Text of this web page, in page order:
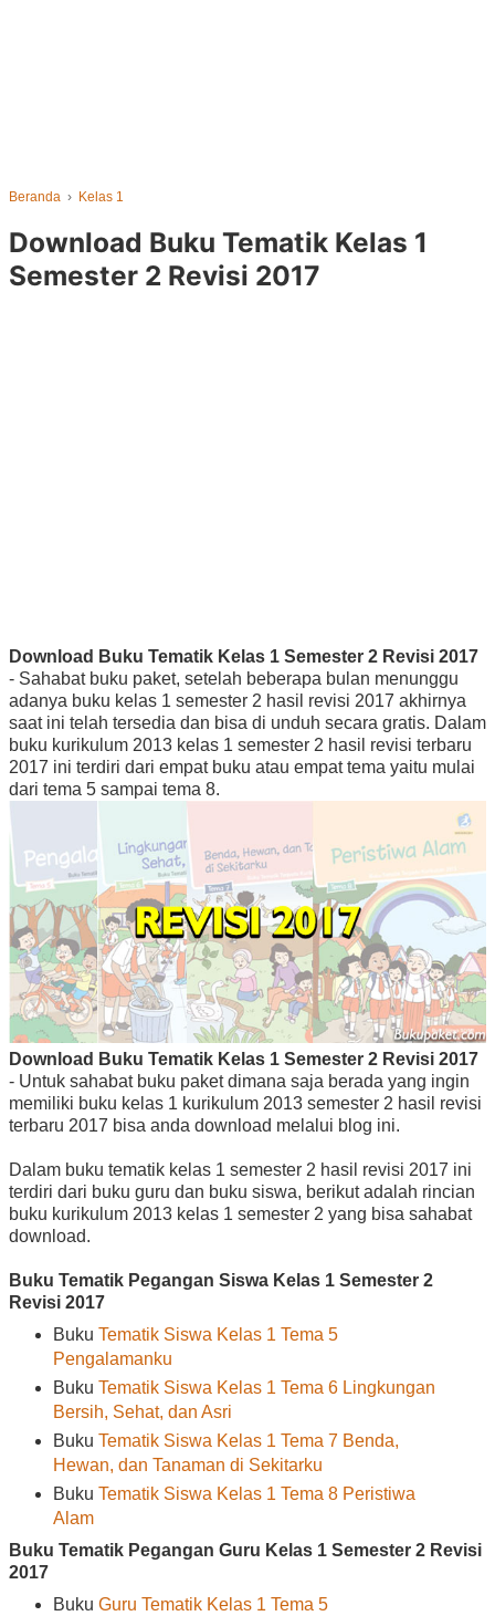
Beranda › Kelas 1
Download Buku Tematik Kelas 1
Semester 2 Revisi 2017
Download Buku Tematik Kelas 1 Semester 2 Revisi 2017
- Sahabat buku paket, setelah beberapa bulan menunggu
adanya buku kelas 1 semester 2 hasil revisi 2017 akhirnya
saat ini telah tersedia dan bisa di unduh secara gratis. Dalam
buku kurikulum 2013 kelas 1 semester 2 hasil revisi terbaru
2017 ini terdiri dari empat buku atau empat tema yaitu mulai
dari tema 5 sampai tema 8.
Download Buku Tematik Kelas 1 Semester 2 Revisi 2017
- Untuk sahabat buku paket dimana saja berada yang ingin
memiliki buku kelas 1 kurikulum 2013 semester 2 hasil revisi
terbaru 2017 bisa anda download melalui blog ini.
Dalam buku tematik kelas 1 semester 2 hasil revisi 2017 ini
terdiri dari buku guru dan buku siswa, berikut adalah rincian
buku kurikulum 2013 kelas 1 semester 2 yang bisa sahabat
download.
Buku Tematik Pegangan Siswa Kelas 1 Semester 2
Revisi 2017
Buku Tematik Siswa Kelas 1 Tema 5
Pengalamanku
Buku Tematik Siswa Kelas 1 Tema 6 Lingkungan
Bersih, Sehat, dan Asri
Buku Tematik Siswa Kelas 1 Tema 7 Benda,
Hewan, dan Tanaman di Sekitarku
Buku Tematik Siswa Kelas 1 Tema 8 Peristiwa
Alam
Buku Tematik Pegangan Guru Kelas 1 Semester 2 Revisi
2017
Buku Guru Tematik Kelas 1 Tema 5